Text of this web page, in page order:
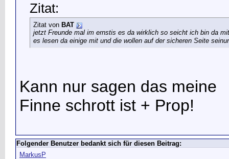
Zitat:
Zitat von BAT
jetzt Freunde mal im ernstis es da wirklich so seicht ich bin da
es lesen da einige mit und die wollen auf der sicheren Seite sein
Kann nur sagen das meine
Finne schrott ist + Prop!
Folgender Benutzer bedankt sich für diesen Beitrag:
MarkusP